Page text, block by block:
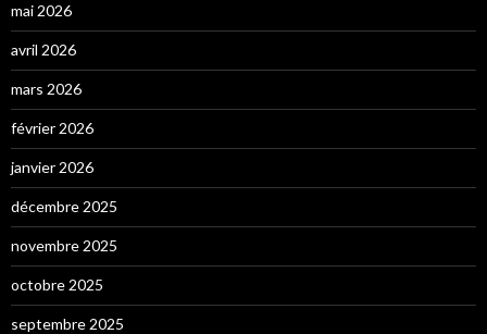
mai 2026
avril 2026
mars 2026
février 2026
janvier 2026
décembre 2025
novembre 2025
octobre 2025
septembre 2025